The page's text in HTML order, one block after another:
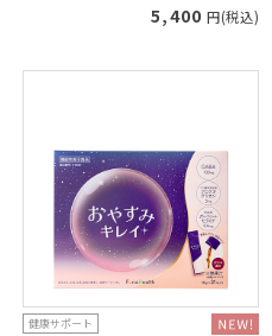
5,400 円(税込)
健康サポート